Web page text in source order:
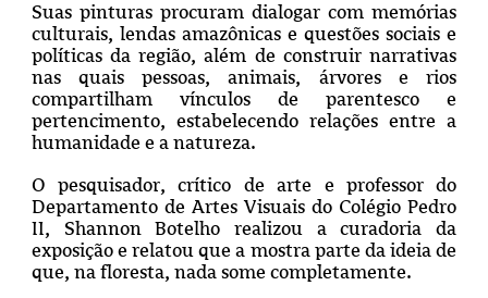
Suas pinturas procuram dialogar com memórias
culturais, lendas amazônicas e questões sociais e
políticas da região, além de construir narrativas
nas quais pessoas, animais, árvores e rios
compartilham vínculos de parentesco e
pertencimento, estabelecendo relações entre a
humanidade e a natureza.
O pesquisador, crítico de arte e professor do
Departamento de Artes Visuais do Colégio Pedro
II, Shannon Botelho realizou a curadoria da
exposição e relatou que a mostra parte da ideia de
que, na floresta, nada some completamente.